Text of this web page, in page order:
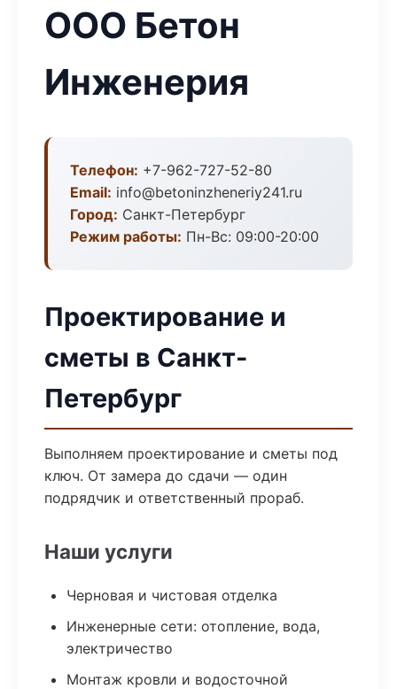
ООО Бетон
Инженерия
Телефон: +7-962-727-52-80
Email: info@betoninzheneriy241.ru
Город: Санкт-Петербург
Режим работы: Пн-Вс: 09:00-20:00
Проектирование и
сметы в Санкт-
Петербург
Выполняем проектирование и сметы под
ключ. От замера до сдачи — один
подрядчик и ответственный прораб.
Наши услуги
Черновая и чистовая отделка
Инженерные сети: отопление, вода,
электричество
Монтаж кровли и водосточной